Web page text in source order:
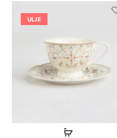
ULJE
Lexoni